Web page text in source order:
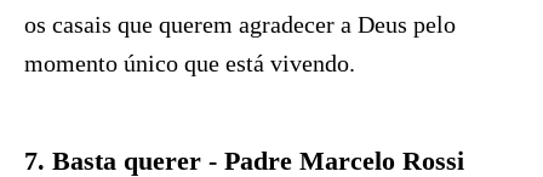
os casais que querem agradecer a Deus pelo
momento único que está vivendo.
7. Basta querer - Padre Marcelo Rossi